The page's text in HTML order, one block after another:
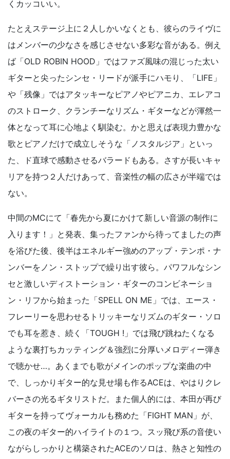
くカッコいい。
たとえステージ上に２人しかいなくとも、彼らのライヴに
はメンバーの少なさを感じさせない多彩な音がある。例え
ば「OLD ROBIN HOOD」ではファズ風味の混じった太い
ギターと尖ったシンセ・リードが派手にハモり、「LIFE」
や「残像」ではアタッキーなピアノやピアニカ、エレアコ
のストローク、クランチーなリズム・ギターなどが渾然一
体となって耳に心地よく馴染む。かと思えば表現力豊かな
歌とピアノだけで成立しそうな「ノスタルジア」といっ
た、ド直球で感動させるバラードもある。さすが長いキャ
リアを持つ２人だけあって、音楽性の幅の広さが半端では
ない。
中間のMCにて「春先から夏にかけて新しい音源の制作に
入ります！」と発表、集ったファンから待ってましたの声
を浴びた後、後半はエネルギー強めのアップ・テンポ・ナ
ンバーをノン・ストップで繰り出す彼ら。パワフルなシン
セと激しいディストーション・ギターのコンビネーショ
ン・リフから始まった「SPELL ON ME」では、エース・
フレーリーを思わせるトリッキーなリズムのギター・ソロ
でも耳を惹き、続く「TOUGH !」では飛び跳ねたくなる
ような裏打ちカッティング＆強烈に分厚いメロディー弾き
で聴かせ…。あくまでも歌がメインのポップな楽曲の中
で、しっかりギター的な見せ場も作るACEは、やはりクレ
バーさの光るギタリストだ。また個人的には、本田が再び
ギターを持ってヴォーカルも務めた「FIGHT MAN」が、
この夜のギター的ハイライトの１つ。スッ飛び系の音使い
ながらしっかりと構築されたACEのソロは、熱さと知性の